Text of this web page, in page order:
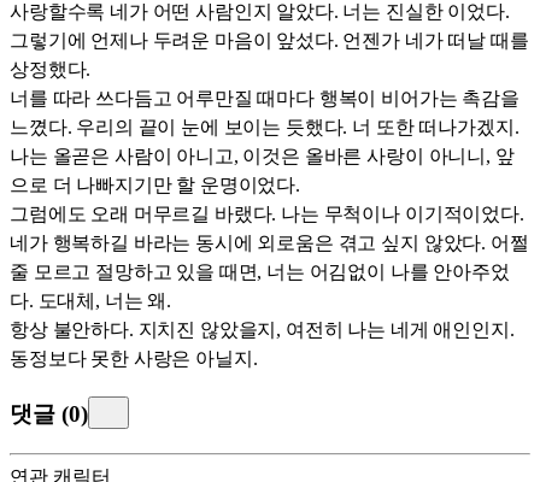
사랑할수록 네가 어떤 사람인지 알았다. 너는 진실한 이었다.
그렇기에 언제나 두려운 마음이 앞섰다. 언젠가 네가 떠날 때를
상정했다.
너를 따라 쓰다듬고 어루만질 때마다 행복이 비어가는 촉감을
느꼈다. 우리의 끝이 눈에 보이는 듯했다. 너 또한 떠나가겠지.
나는 올곧은 사람이 아니고, 이것은 올바른 사랑이 아니니, 앞
으로 더 나빠지기만 할 운명이었다.
그럼에도 오래 머무르길 바랬다. 나는 무척이나 이기적이었다.
네가 행복하길 바라는 동시에 외로움은 겪고 싶지 않았다. 어쩔
줄 모르고 절망하고 있을 때면, 너는 어김없이 나를 안아주었
다. 도대체, 너는 왜.
항상 불안하다. 지치진 않았을지, 여전히 나는 네게 애인인지.
동정보다 못한 사랑은 아닐지.
댓글 (0)
연관 캐릭터